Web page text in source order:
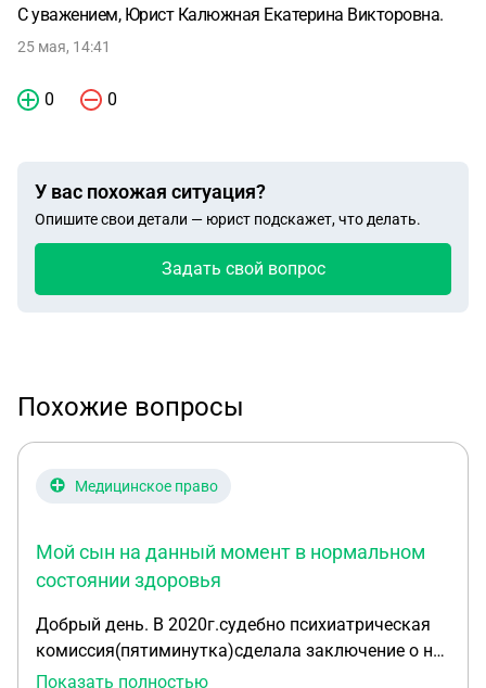
С уважением, Юрист Калюжная Екатерина Викторовна.
25 мая, 14:41
0 0
У вас похожая ситуация?
Опишите свои детали — юрист подскажет, что делать.
Задать свой вопрос
Похожие вопросы
Медицинское право
Мой сын на данный момент в нормальном
состоянии здоровья
Добрый день. В 2020г.судебно психиатрическая
комиссия(пятиминутка)сделала заключение о не
вменяемости на момент преступления, а в
Показать полностью